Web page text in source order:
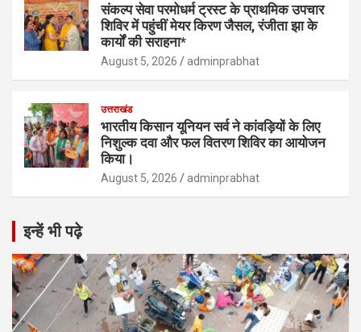
संकल्प सेवा परमोधर्म ट्रस्ट के प्राथमिक उपचार
शिविर में पहुंचीं मेयर किरण जैसल, रंजीता झा के
कार्यों की सराहना*
August 5, 2026 adminprabhat
उत्तराखंड
भारतीय किसान यूनियन सर्व ने कांवड़ियों के लिए
निशुल्क दवा और फल वितरण शिविर का आयोजन
किया।
August 5, 2026 adminprabhat
इन्हें भी पढ़े